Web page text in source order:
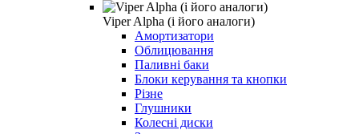
Viper Alpha (і його аналоги)
Амортизатори
Облицювання
Паливні баки
Блоки керування та кнопки
Різне
Глушники
Колесні диски